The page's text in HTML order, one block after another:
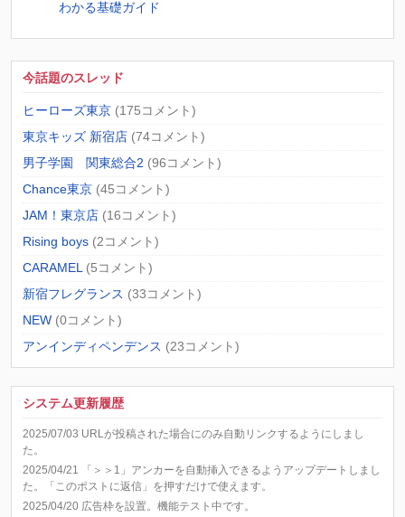
今話題のスレッド
ヒーローズ東京 (175コメント)
東京キッズ 新宿店 (74コメント)
男子学園 関東総合2 (96コメント)
Chance東京 (45コメント)
JAM！東京店 (16コメント)
Rising boys (2コメント)
CARAMEL (5コメント)
新宿フレグランス (33コメント)
NEW (0コメント)
アンインディペンデンス (23コメント)
システム更新履歴
2025/07/03 URLが投稿された場合にのみ自動リンクするようにしまし
た。
2025/04/21 「＞＞1」アンカーを自動挿入できるようアップデートしまし
た。「このポストに返信」を押すだけで使えます。
2025/04/20 広告枠を設置。機能テスト中です。
わかる基礎ガイド